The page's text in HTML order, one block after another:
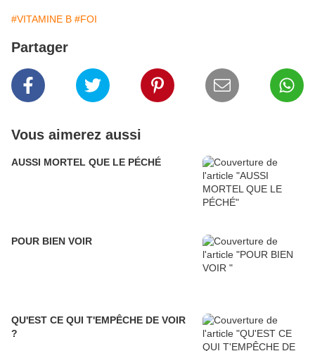
#VITAMINE B #FOI
Partager
Vous aimerez aussi
AUSSI MORTEL QUE LE PÉCHÉ
POUR BIEN VOIR
QU'EST CE QUI T'EMPÊCHE DE VOIR
?